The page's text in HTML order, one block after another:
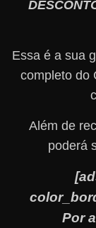
Essa é a sua
completo do
Além de
poderá
Por